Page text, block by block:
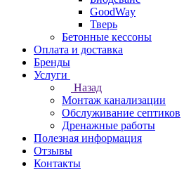
GoodWay
Тверь
Бетонные кессоны
Оплата и доставка
Бренды
Услуги
Назад
Монтаж канализации
Обслуживание септиков
Дренажные работы
Полезная информация
Отзывы
Контакты